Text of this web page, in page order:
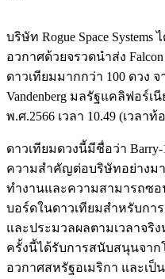
บริษัท Rogue Space
อวกาศด้วยจรวดนำส่ง
ดาวเทียมมากกว่า 100 ดวง
Vandenberg มลรัฐแคลิฟอร์เ
พ.ศ.2566 เวลา 10.49 (เวลาท้
ดาวเทียมดวงนี้มีชื่อว่า
ความสำคัญต่อบริษัทอย่างม
ทำงานและความสามารถซ
บอร์ดในดาวเทียมสำหรับกา
และประมวลผลตามเวลาจริง
ครั้งนี้ได้รับการสนับสนุนจาก
อวกาศสหรัฐอเมริกา และเ